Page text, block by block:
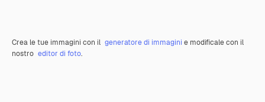
Crea le tue immagini con il generatore di immagini e modificale con il
nostro editor di foto.